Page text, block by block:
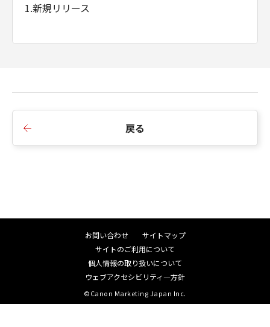
1.新規リリース
戻る
お問い合わせ
サイトマップ
サイトのご利用について
個人情報の取り扱いについて
ウェブアクセシビリティ―方針
©Canon Marketing Japan Inc.